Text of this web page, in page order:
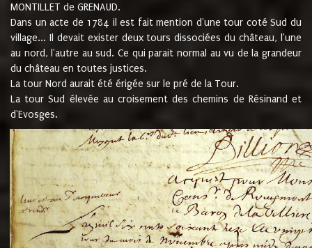
MONTILLET de GRENAUD.
Dans un acte de 1784 il est fait mention d'une tour coté Sud du
village... Il devait exister deux tours dissociées du château, l'une
au nord, l'autre au sud. Ce qui parait normal au vu de la grandeur
du château en toutes justices.
La tour Nord aurait été érigée sur le pré de la Tour.
La tour Sud élevée au croisement des chemins de Résinand et
d'Evosges.